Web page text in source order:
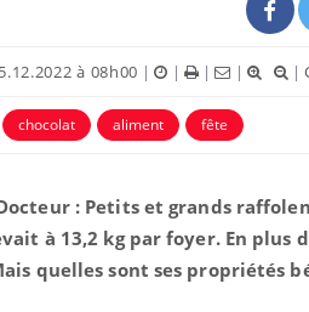
à 08h00 | | | | |
chocolat aliment fête
: Petits et grands
à 13,2 kg par foyer. En
quelles sont ses propriétés
Youtube
d'un proche c'est
prévenir
carence en fer
...